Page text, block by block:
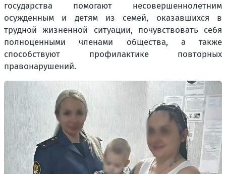
государства помогают несовершеннолетним
осужденным и детям из семей, оказавшихся в
трудной жизненной ситуации, почувствовать себя
полноценными членами общества, а также
способствуют профилактике повторных
правонарушений.